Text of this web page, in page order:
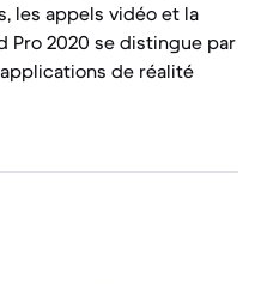
les appels vidéo et la
Pro 2020 se distingue par
de réalité